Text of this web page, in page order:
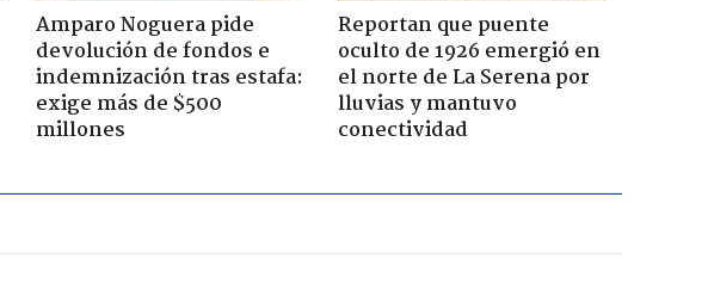
Amparo Noguera pide
devolución de fondos e
indemnización tras estafa:
exige más de $500
millones
Reportan que puente
oculto de 1926 emergió en
el norte de La Serena por
lluvias y mantuvo
conectividad